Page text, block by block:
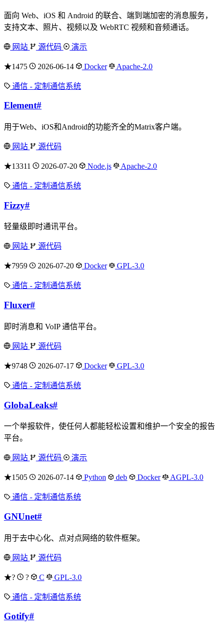
面向 Web、iOS 和 Android 的联合、端到端加密的消息服务，
支持文本、照片、视频以及 WebRTC 视频和音频通话。
网站 源代码 演示
★1475 2026-06-14 Docker Apache-2.0
通信 - 定制通信系统
Element#
用于Web、iOS和Android的功能齐全的Matrix客户端。
网站 源代码
★13311 2026-07-20 Node.js Apache-2.0
通信 - 定制通信系统
Fizzy#
轻量级即时通讯平台。
网站 源代码
★7959 2026-07-20 Docker GPL-3.0
通信 - 定制通信系统
Fluxer#
即时消息和 VoIP 通信平台。
网站 源代码
★9748 2026-07-17 Docker GPL-3.0
通信 - 定制通信系统
GlobaLeaks#
一个举报软件，使任何人都能轻松设置和维护一个安全的报告
平台。
网站 源代码 演示
★1505 2026-07-14 Python deb Docker AGPL-3.0
通信 - 定制通信系统
GNUnet#
用于去中心化、点对点网络的软件框架。
网站 源代码
★? ? C GPL-3.0
通信 - 定制通信系统
Gotify#